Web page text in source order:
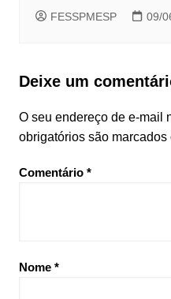
FESSPMESP 09/
Deixe um
O seu endereço de e-mail
obrigatórios são marcados
Comentário *
Nome *